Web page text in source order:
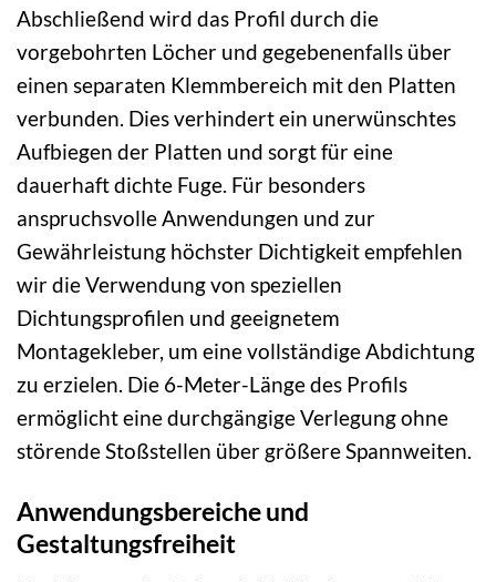
Abschließend wird das Profil durch die
vorgebohrten Löcher und gegebenenfalls über
einen separaten Klemmbereich mit den Platten
verbunden. Dies verhindert ein unerwünschtes
Aufbiegen der Platten und sorgt für eine
dauerhaft dichte Fuge. Für besonders
anspruchsvolle Anwendungen und zur
Gewährleistung höchster Dichtigkeit empfehlen
wir die Verwendung von speziellen
Dichtungsprofilen und geeignetem
Montagekleber, um eine vollständige Abdichtung
zu erzielen. Die 6-Meter-Länge des Profils
ermöglicht eine durchgängige Verlegung ohne
störende Stoßstellen über größere Spannweiten.
Anwendungsbereiche und
Gestaltungsfreiheit